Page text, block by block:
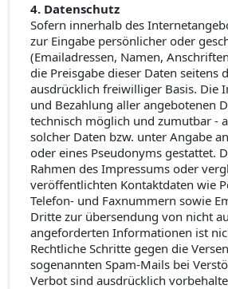
4. Datenschutz
Sofern innerhalb des
zur Eingabe persönlicher oder
(Emailadressen, Namen,
die Preisgabe dieser Daten seitens
ausdrücklich freiwilliger Basis. Die
und Bezahlung aller angebotenen
technisch möglich und zumutbar -
solcher Daten bzw. unter Angabe
oder eines Pseudonyms gestattet.
Rahmen des Impressums oder
veröffentlichten Kontaktdaten wie
Telefon- und Faxnummern sowie
Dritte zur übersendung von nicht
angeforderten Informationen ist
Rechtliche Schritte gegen die
sogenannten Spam-Mails bei
Verbot sind ausdrücklich